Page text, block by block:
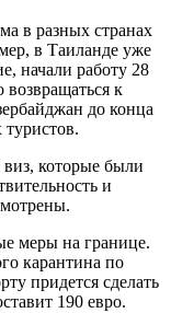
в разных странах
в Таиланде уже
начали работу 28
возвращаться к
до конца
которые были
и
меры на границе.
карантина по
придется сделать
190 евро.